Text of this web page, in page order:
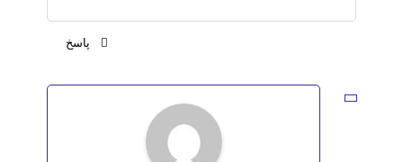
پاسخ